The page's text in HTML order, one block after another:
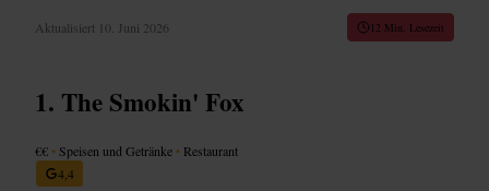
Aktualisiert 10. Juni 2026 12 Min. Lesezeit
The Smokin' Fox
€€ • Speisen und Getränke • Restaurant
4,4